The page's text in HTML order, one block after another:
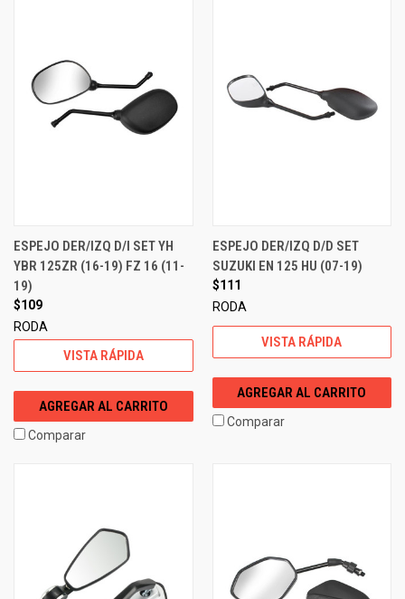
ESPEJO DER/IZQ D/I SET YH
YBR 125ZR (16-19) FZ 16 (11-
19)
$109
RODA
VISTA RÁPIDA
AGREGAR AL CARRITO
Comparar
ESPEJO DER/IZQ D/D SET
SUZUKI EN 125 HU (07-19)
$111
RODA
VISTA RÁPIDA
AGREGAR AL CARRITO
Comparar